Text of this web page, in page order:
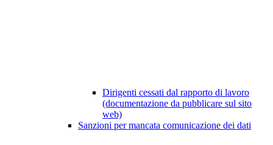
Dirigenti cessati dal rapporto di lavoro
(documentazione da pubblicare sul sito
web)
Sanzioni per mancata comunicazione dei dati